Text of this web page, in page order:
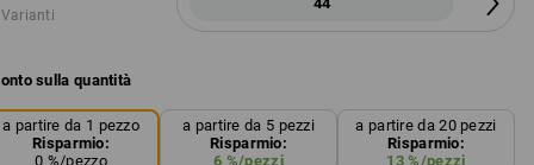
sulla quantità
a partire da 1 pezzo
Risparmio:
0 %/pezzo
a partire da 5 pezzi
Risparmio:
6 %/pezzi
a partire da 20 pezzi
Risparmio:
13 %/pezzi